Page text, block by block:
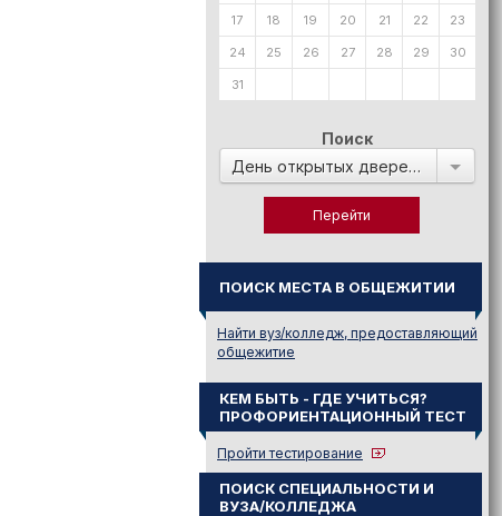
17 18 19 20 21 22 23
24 25 26 27 28 29 30
31
Поиск
День открытых дверей в:
ПОИСК МЕСТА В ОБЩЕЖИТИИ
Найти вуз/колледж, предоставляющий
общежитие
КЕМ БЫТЬ - ГДЕ УЧИТЬСЯ?
ПРОФОРИЕНТАЦИОННЫЙ ТЕСТ
Пройти тестирование
ПОИСК СПЕЦИАЛЬНОСТИ И
ВУЗА/КОЛЛЕДЖА